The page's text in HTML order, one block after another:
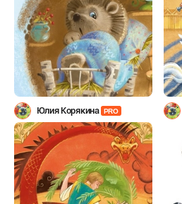
Юлия Корякина PRO